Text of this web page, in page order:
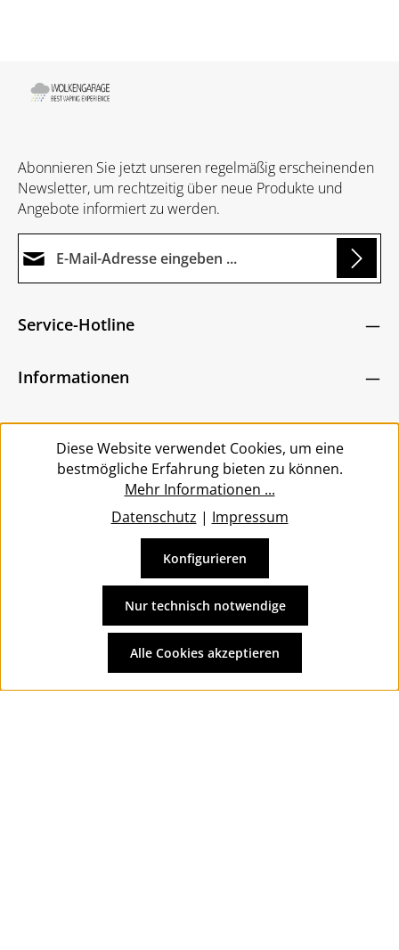
Abonnieren Sie jetzt unseren regelmäßig erscheinenden
Newsletter, um rechtzeitig über neue Produkte und
Angebote informiert zu werden.
Ich habe dieDatenschutzbestimmungen
bin mit ihnen einverstanden.
Zeichen ein*
Die mit einem Stern (*) markierten Felder sind
Service-Hotline
Informationen
Service
Vertrag widerrufen
und ggf. Nachnahmegebühren, wenn nicht anders
angegeben.
Diese Website verwendet Cookies, um eine
bestmögliche Erfahrung bieten zu können.
Mehr Informationen ...
Datenschutz | Impressum
Nur technisch notwendige
Konfigurieren
Alle Cookies akzeptieren